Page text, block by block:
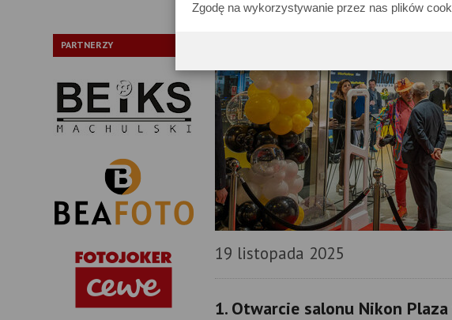
Zgodę na wykorzystywanie przez nas plików
PARTNERZY
19 listopada 2025
1. Otwarcie salonu Nikon